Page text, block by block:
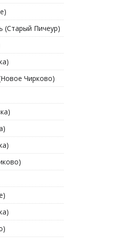
(Старый Пичеур)
Чирково)